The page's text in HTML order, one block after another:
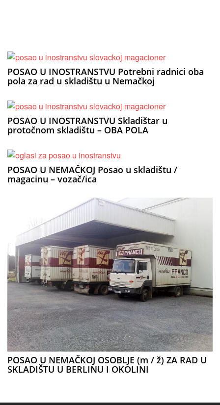
POSAO U INOSTRANSTVU Potrebni radnici oba
pola za rad u skladištu u Nemačkoj
POSAO U INOSTRANSTVU Skladištar u
protočnom skladištu – OBA POLA
POSAO U NEMAČKOJ Posao u skladištu /
magacinu – vozač/ica
POSAO U NEMAČKOJ OSOBLJE (m / ž) ZA RAD U
SKLADIŠTU U BERLINU I OKOLINI